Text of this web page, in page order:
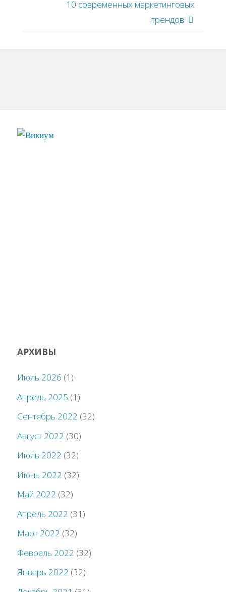
10 современных маркетинговых
трендов
АРХИВЫ
Июль 2026 (1)
Апрель 2025 (1)
Сентябрь 2022 (32)
Август 2022 (30)
Июль 2022 (32)
Июнь 2022 (32)
Май 2022 (32)
Апрель 2022 (31)
Март 2022 (32)
Февраль 2022 (32)
Январь 2022 (32)